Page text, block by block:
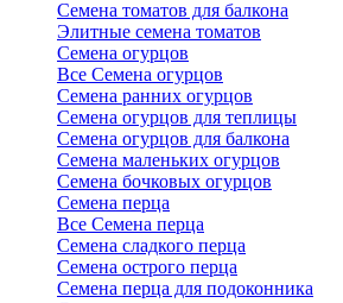
Семена томатов для балкона
Элитные семена томатов
Семена огурцов
Все Семена огурцов
Семена ранних огурцов
Семена огурцов для теплицы
Семена огурцов для балкона
Семена маленьких огурцов
Семена бочковых огурцов
Семена перца
Все Семена перца
Семена сладкого перца
Семена острого перца
Семена перца для подоконника